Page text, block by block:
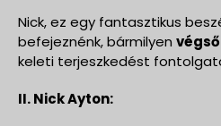
Nick, ez egy fantasztikus
befejeznénk, bármilyen
keleti terjeszkedést
II. Nick Ayton: